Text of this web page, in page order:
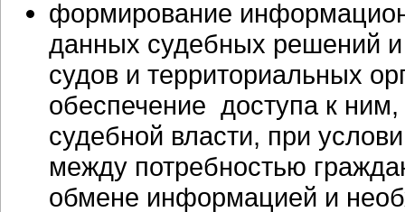
формирование
данных судебных решений и
судов и территориальных
обеспечение доступа к ним,
судебной власти, при
между потребностью
обмене информацией и